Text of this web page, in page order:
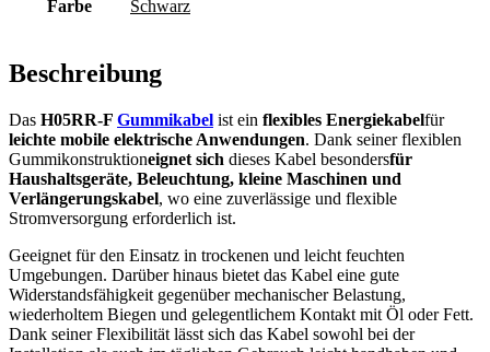
Farbe Schwarz
Beschreibung
Das H05RR-F Gummikabel ist ein flexibles Energiekabelfür
leichte mobile elektrische Anwendungen. Dank seiner flexiblen
Gummikonstruktioneignet sich dieses Kabel besondersfür
Haushaltsgeräte, Beleuchtung, kleine Maschinen und
Verlängerungskabel, wo eine zuverlässige und flexible
Stromversorgung erforderlich ist.
Geeignet für den Einsatz in trockenen und leicht feuchten
Umgebungen. Darüber hinaus bietet das Kabel eine gute
Widerstandsfähigkeit gegenüber mechanischer Belastung,
wiederholtem Biegen und gelegentlichem Kontakt mit Öl oder Fett.
Dank seiner Flexibilität lässt sich das Kabel sowohl bei der